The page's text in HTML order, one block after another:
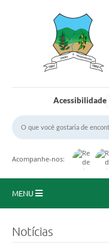
Acessibilidade
Acompanhe-nos:
MENU
Notícias